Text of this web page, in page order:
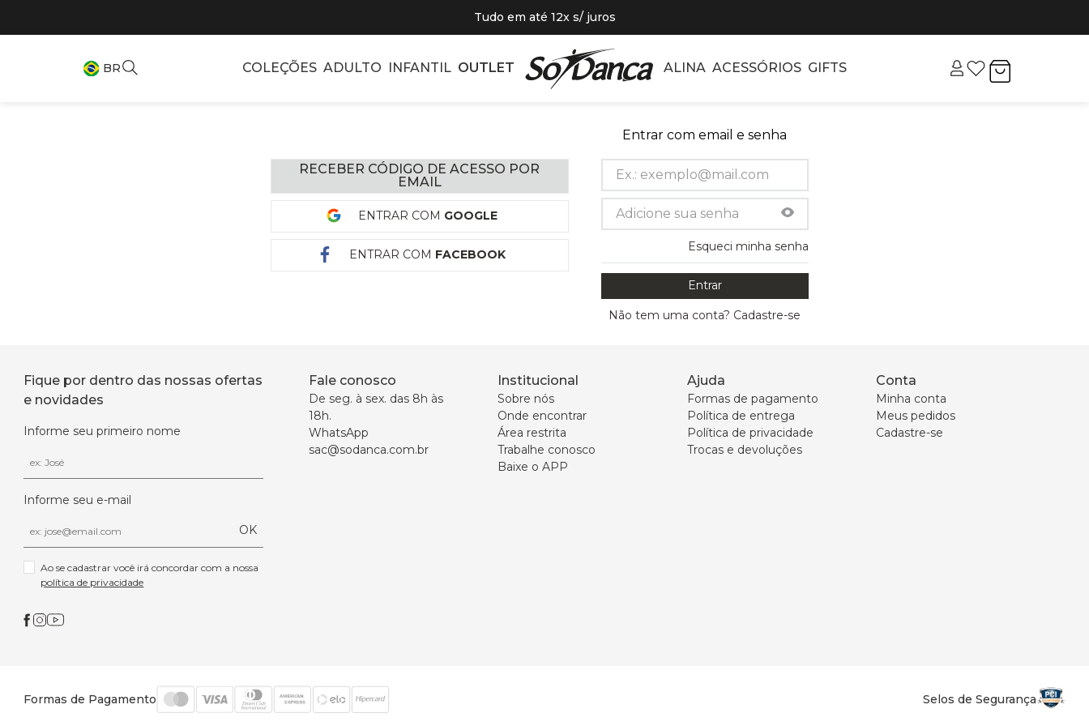
Tudo em até 12x s/ juros
BR COLEÇÕES ADULTO INFANTIL OUTLET ALINA ACESSÓRIOS GIFTS
RECEBER CÓDIGO DE ACESSO POR
EMAIL
ENTRAR COM GOOGLE
ENTRAR COM FACEBOOK
Entrar com email e senha
Esqueci minha senha
Entrar
Não tem uma conta? Cadastre-se
Fique por dentro das nossas ofertas
e novidades
Informe seu primeiro nome
Informe seu e-mail
OK
política de privacidade
Fale conosco
De seg. à sex. das 8h às
18h.
WhatsApp
sac@sodanca.com.br
Institucional
Sobre nós
Onde encontrar
Área restrita
Trabalhe conosco
Baixe o APP
Ajuda
Formas de pagamento
Política de entrega
Política de privacidade
Trocas e devoluções
Conta
Minha conta
Meus pedidos
Cadastre-se
Formas de Pagamento Selos de Segurança